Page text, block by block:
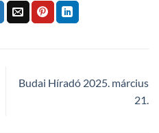
Budai Híradó 2025. március
21.